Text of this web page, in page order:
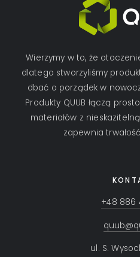
Wierzymy w to, że
dlatego stworzyliśmy
dbać o porządek w
Produkty QUUB łączą
materiałów z
zapewnia
+48 886
ul. S.